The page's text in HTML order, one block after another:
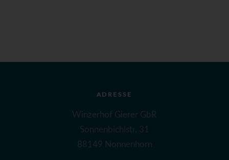
ADRESSE
Winzerhof Gierer GbR
Sonnenbichlstr. 31
88149 Nonnenhorn